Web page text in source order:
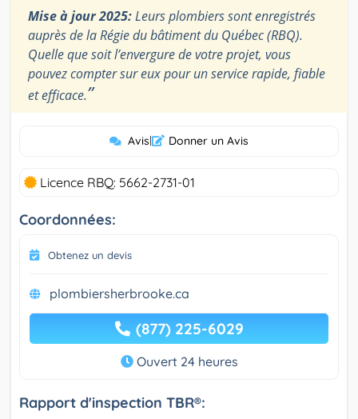
Mise à jour 2025:Leurs plombiers sont enregistrés
auprès de la Régie du bâtiment du Québec (RBQ).
Quelle que soit l’envergure de votre projet, vous
pouvez compter sur eux pour un service rapide, fiable
et efficace.”
Avis| Donner un Avis
Licence RBQ: 5662-2731-01
Coordonnées:
Obtenez un devis
plombiersherbrooke.ca
(877) 225-6029
Ouvert 24 heures
Rapport d'inspection TBR®: